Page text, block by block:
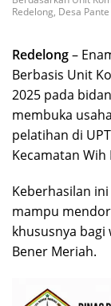
Redelong, Desa
Redelong–
Berbasis Unit
2025 pada
membuka
pelatihan di
Kecamatan Wih
Keberhasilan
mampu
khususnya
Bener Meriah.